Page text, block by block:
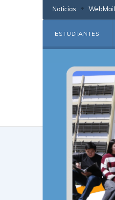
Noticias WebMail
ESTUDIANTES